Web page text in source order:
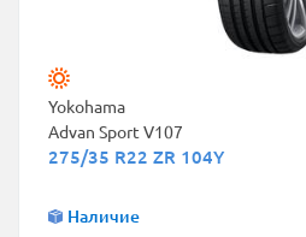
Yokohama
Advan Sport V107
275/35 R22 ZR 104Y
Наличие